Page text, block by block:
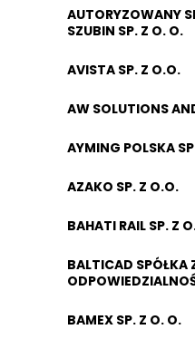
AUTORYZOWANY
SZUBIN SP. Z O. O.
AVISTA SP. Z O.O.
AW SOLUTIONS
AYMING POLSKA
AZAKO SP. Z O.O.
BAHATI RAIL SP. Z
BALTICAD SPÓŁKA
BAMEX SP. Z O. O.